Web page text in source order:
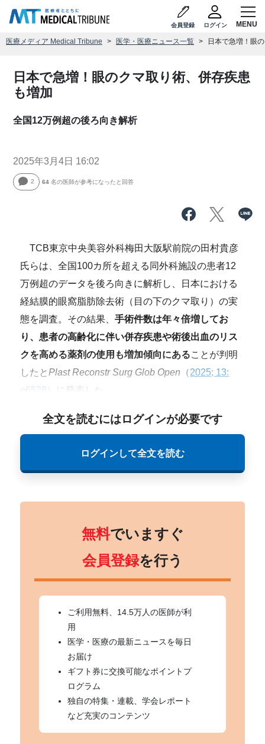
会員登録 ログイン
医療メディア Medical Tribune 医学・医療ニュース一覧 日本で急増！眼
日本で急増！眼のクマ取り術、併存疾患
も増加
全国12万例超の後ろ向き解析
2025年3月4日 16:02
2 64 名の医師が参考になったと回答
TCB東京中央美容外科梅田大阪駅前院の田村貴彦
氏らは、全国100カ所を超える同外科施設の患者12
万例超のデータを後ろ向きに解析し、日本における
経結膜的眼窩脂肪除去術（目の下のクマ取り）の実
態を調査。その結果、手術件数は年々倍増してお
り、患者の高齢化に伴い併存疾患や術後出血のリス
クを高める薬剤の使用も増加傾向にあることが判明
したと Plast Reconstr Surg Glob Open （2025; 13:
e6528 ）に発表した。
全文を読むにはログインが必要です
ログインして全文を読む
無料でいますぐ
会員登録を行う
ご利用無料、14.5万人の医師が利
用
医学・医療の最新ニュースを毎日
お届け
ギフト券に交換可能なポイントプ
ログラム
独自の特集・連載、学会レポート
など充実のコンテンツ